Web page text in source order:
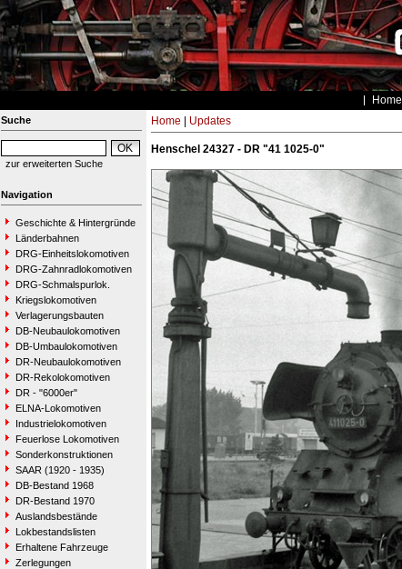
Home
Suche
zur erweiterten Suche
Navigation
Geschichte & Hintergründe
Länderbahnen
DRG-Einheitslokomotiven
DRG-Zahnradlokomotiven
DRG-Schmalspurlok.
Kriegslokomotiven
Verlagerungsbauten
DB-Neubaulokomotiven
DB-Umbaulokomotiven
DR-Neubaulokomotiven
DR-Rekolokomotiven
DR - "6000er"
ELNA-Lokomotiven
Industrielokomotiven
Feuerlose Lokomotiven
Sonderkonstruktionen
SAAR (1920 - 1935)
DB-Bestand 1968
DR-Bestand 1970
Auslandsbestände
Lokbestandslisten
Erhaltene Fahrzeuge
Zerlegungen
Home Updates
Henschel 24327 - DR "41 1025-0"